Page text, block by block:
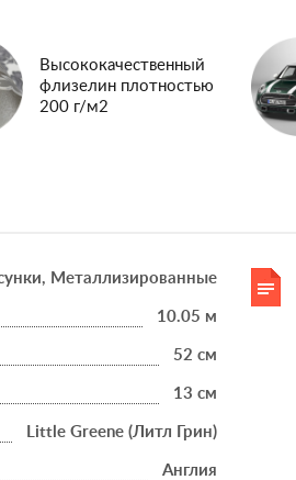
Высококачественный
флизелин плотностью
200 г/м2
Металлизированные
10.05 м
52 см
13 см
Little Greene (Литл Грин)
Англия